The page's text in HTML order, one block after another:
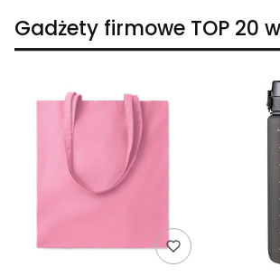
Gadżety firmowe TOP 20